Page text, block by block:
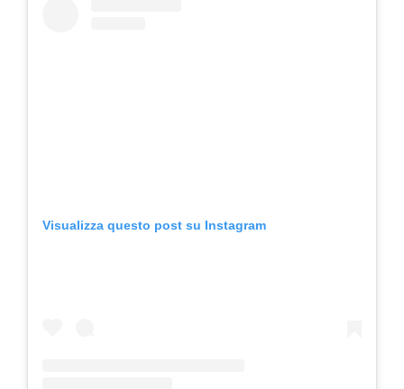
Visualizza questo post su Instagram